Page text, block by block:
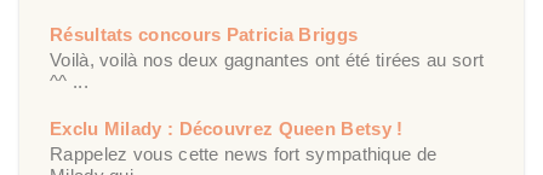
Résultats concours Patricia Briggs
Voilà, voilà nos deux gagnantes ont été tirées au sort
^^ ...
Exclu Milady : Découvrez Queen Betsy !
Rappelez vous cette news fort sympathique de